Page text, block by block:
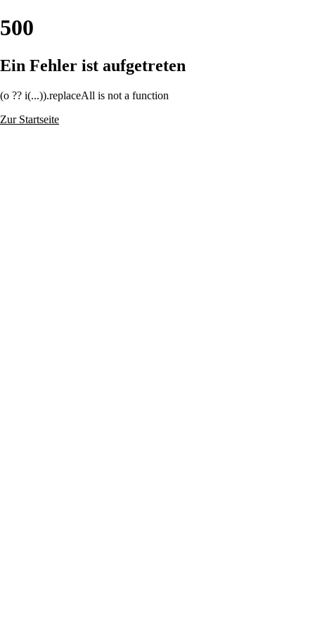
500
Ein Fehler ist aufgetreten
(o ?? i(...)).replaceAll is not a function
Zur Startseite